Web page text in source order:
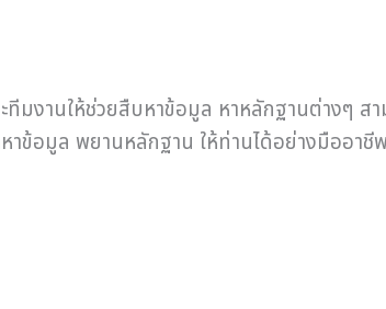
มงานให้ช่วยสืบหาข้อมูล หาหลักฐานต่างๆ ส
ข้อมูล พยานหลักฐาน ให้ท่านได้อย่างมืออาชี